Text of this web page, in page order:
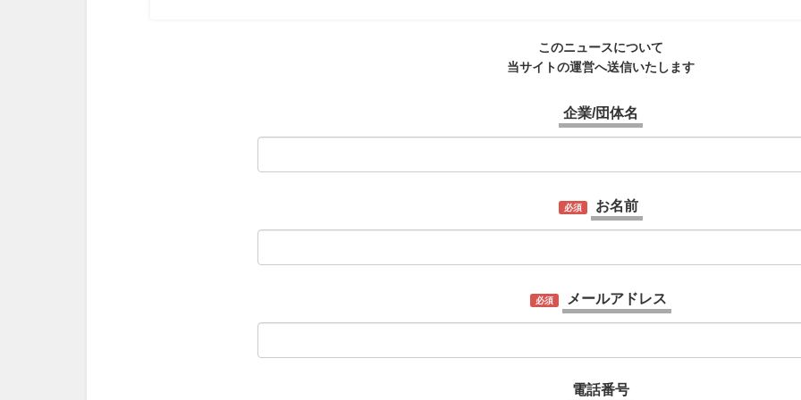
このニュースについて
当サイトの運営へ送信いたします
企業/団体名
必須 お名前
必須 メールアドレス
電話番号